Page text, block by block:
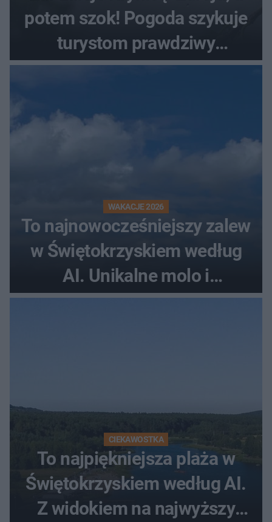
potem szok! Pogoda szykuje
turystom prawdziwy
rollercoaster
WAKACJE 2026
To najnowocześniejszy zalew
w Świętokrzyskiem według
AI. Unikalne molo i
promenada
CIEKAWOSTKA
To najpiękniejsza plaża w
Świętokrzyskiem według AI.
Z widokiem na najwyższy